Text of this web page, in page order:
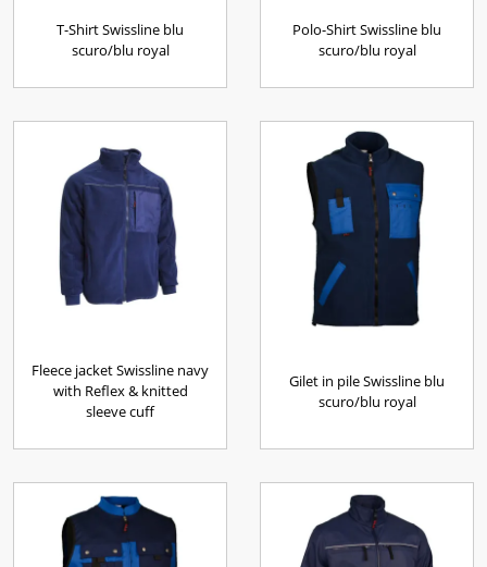
T-Shirt Swissline blu
scuro/blu royal
Polo-Shirt Swissline blu
scuro/blu royal
Fleece jacket Swissline navy
with Reflex & knitted
sleeve cuff
Gilet in pile Swissline blu
scuro/blu royal